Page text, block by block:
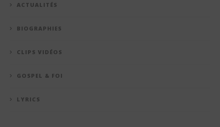
ACTUALITÉS
BIOGRAPHIES
CLIPS VIDÉOS
GOSPEL & FOI
LYRICS